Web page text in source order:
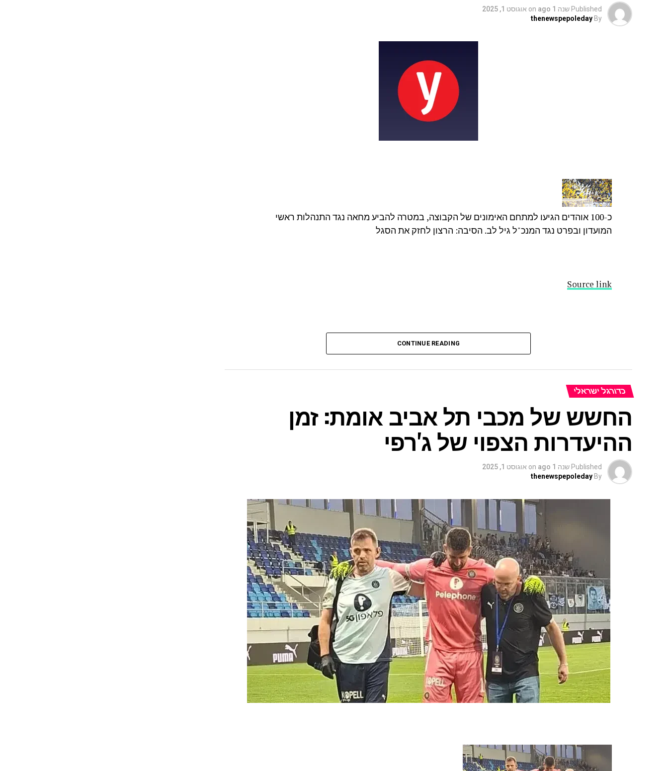
Published שנה 1 ago on אוגוסט 1, 2025
By
thenewspepoleday
כ-100 אוהדים הגיעו למתחם האימונים של הקבוצה, במטרה להביע מחאה נגד התנהלות ראשי
המועדון ובפרט נגד המנכ"ל גיל לב. הסיבה: הרצון לחזק את הסגל
Source link
CONTINUE READING
כדורגל ישראלי
החשש של מכבי תל אביב אומת: זמן
ההיעדרות הצפוי של ג'רפי
Published שנה 1 ago on אוגוסט 1, 2025
By
thenewspepoleday